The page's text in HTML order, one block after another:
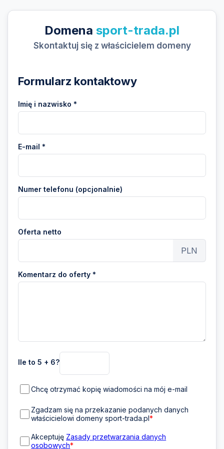
Domena sport-trada.pl
Skontaktuj się z właścicielem domeny
Formularz kontaktowy
Imię i nazwisko *
E-mail *
Numer telefonu (opcjonalnie)
Oferta netto
PLN
Komentarz do oferty *
Ile to 5 + 6?
Chcę otrzymać kopię wiadomości na mój e-mail
Zgadzam się na przekazanie podanych danych
właścicielowi domeny sport-trada.pl*
Akceptuję Zasady przetwarzania danych
osobowych*